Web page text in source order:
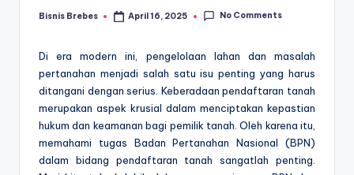
Posted
Bisnis Brebes April 16, 2025 No Comments
Di era modern ini, pengelolaan lahan dan masalah
pertanahan menjadi salah satu isu penting yang harus
ditangani dengan serius. Keberadaan pendaftaran tanah
merupakan aspek krusial dalam menciptakan kepastian
hukum dan keamanan bagi pemilik tanah. Oleh karena itu,
memahami tugas Badan Pertanahan Nasional (BPN)
dalam bidang pendaftaran tanah sangatlah penting.